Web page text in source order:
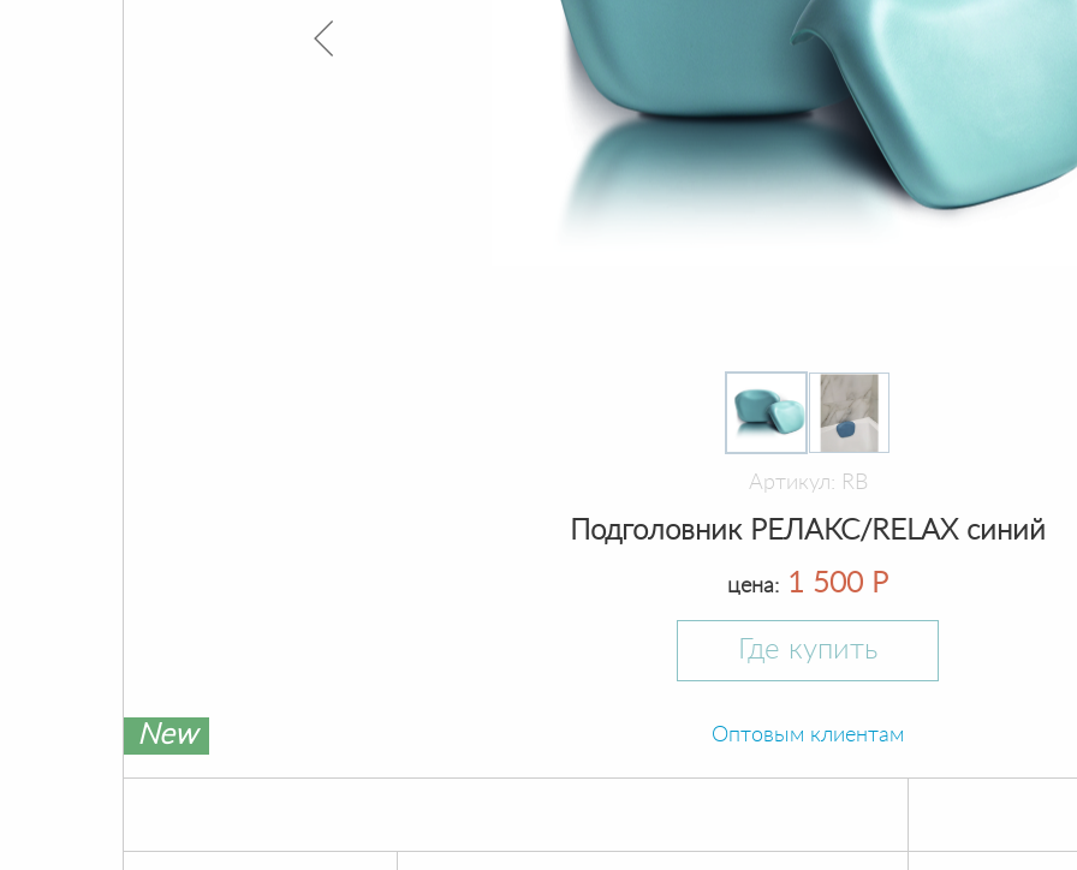
Артикул: RB
Подголовник РЕЛАКС/RELAX синий
цена: 1 500 Р
Где купить
New Оптовым клиентам